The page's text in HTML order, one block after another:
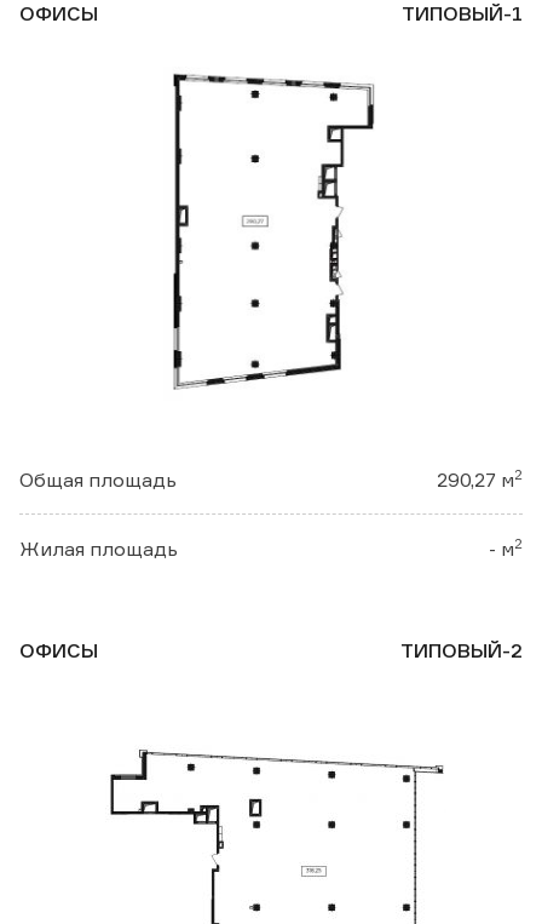
ОФИСЫ ТИПОВЫЙ-1
Общая площадь 290,27 м2
Жилая площадь - м2
ОФИСЫ ТИПОВЫЙ-2